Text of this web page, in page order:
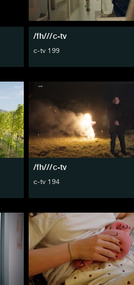
/fh///c-tv
c-tv 199
/fh///c-tv
c-tv 194